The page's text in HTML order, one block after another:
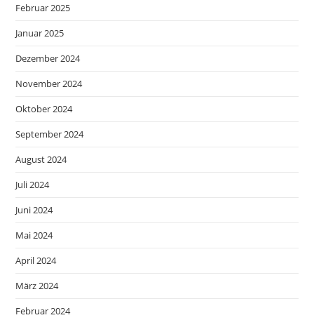
Februar 2025
Januar 2025
Dezember 2024
November 2024
Oktober 2024
September 2024
August 2024
Juli 2024
Juni 2024
Mai 2024
April 2024
März 2024
Februar 2024